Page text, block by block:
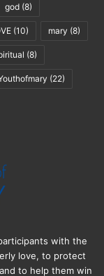
god (8)
(10) mary (8)
(8)
(22)
with the
love, to protect
to help them win